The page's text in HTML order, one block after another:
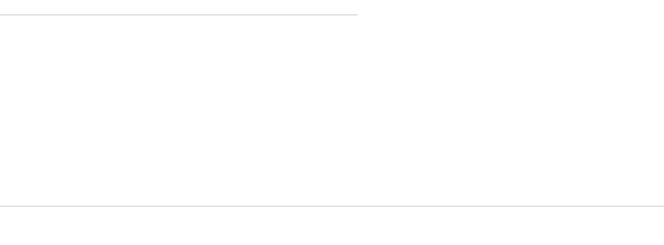
viața diversele fenomene halucinatorii.
viețile lor, nu doar de bolile lor. Prin
ne putem imagina cum e să constatăm că